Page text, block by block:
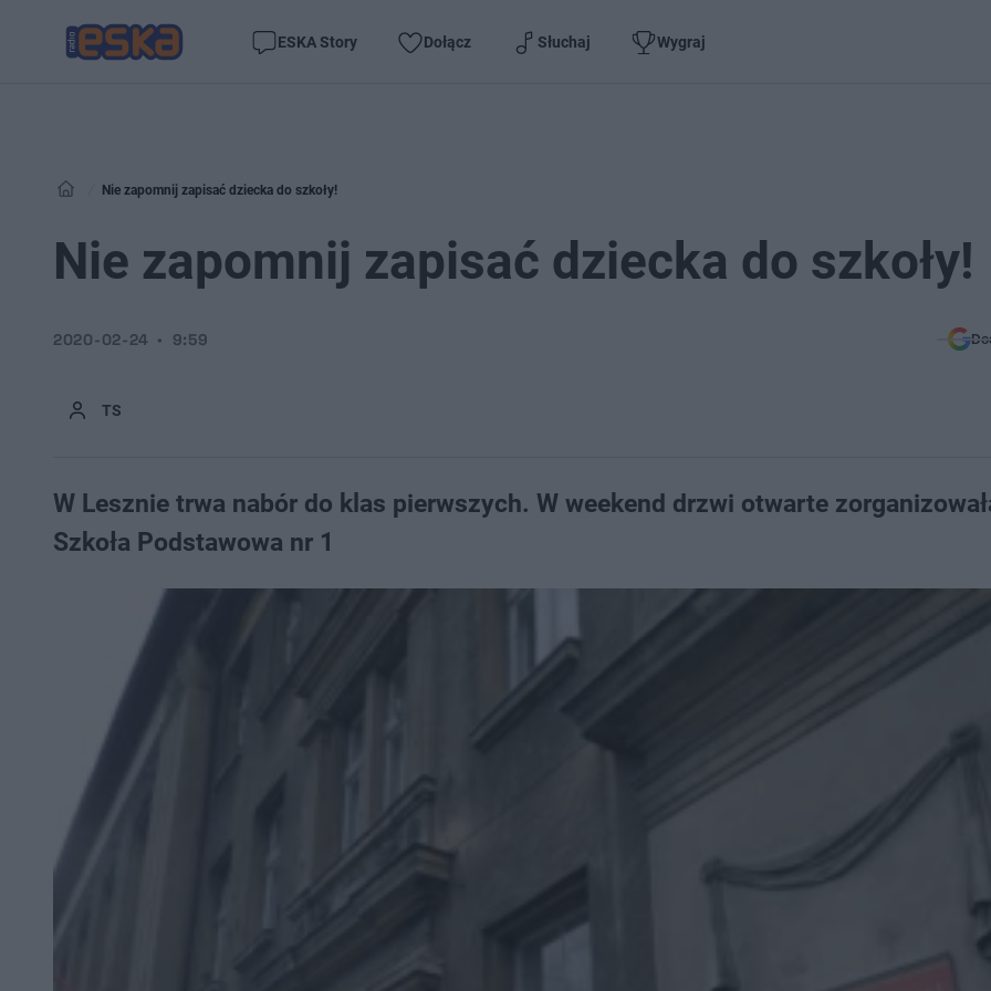
ESKA Story Dołącz Słuchaj Wygraj
Nie zapomnij zapisać dziecka do szkoły!
Nie zapomnij zapisać dziecka do szkoły!
TS
2020-02-24 9:59
W Lesznie trwa nabór do klas pierwszych. W weekend drzwi otwarte
Szkoła Podstawowa nr 1